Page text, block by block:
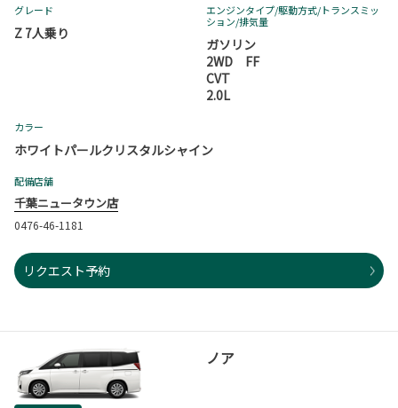
グレード
Z 7人乗り
エンジンタイプ/駆動方式/トランスミッ
ション/排気量
ガソリン
2WD FF
CVT
2.0L
カラー
ホワイトパールクリスタルシャイン
配備店舗
千葉ニュータウン店
0476-46-1181
リクエスト予約
ノア